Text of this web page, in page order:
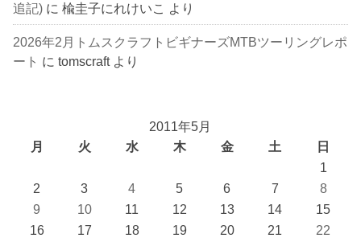
追記) に楡圭子にれけいこ より
2026年2月トムスクラフトビギナーズMTBツーリングレポ
ート にtomscraftより
2011年5月
月
火 水 木 金 土
日
1
2
3 4 5 6 7
8
9
10 11 12 13 14
15
16
17 18 19 20 21
22